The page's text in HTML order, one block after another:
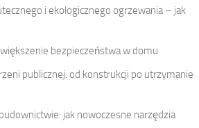
i ekologicznego ogrzewania – jak
bezpieczeństwa w domu
publicznej: od konstrukcji po utrzymanie
jak nowoczesne narzędzia